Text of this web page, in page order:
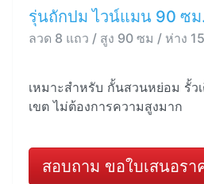
รุ่นถักปม ไวน์แมน 90 ซม
ลวด 8 แถว / สูง 90 ซม / ห่าง
เหมาะสำหรับ กั้นสวนหย่อม รั้ว
เขต ไม่ต้องการความสูงมาก
สอบถาม ขอใบเสนอรา